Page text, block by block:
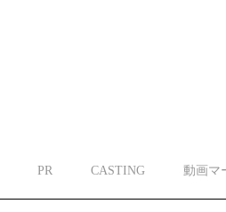
PR CASTING 動画マ